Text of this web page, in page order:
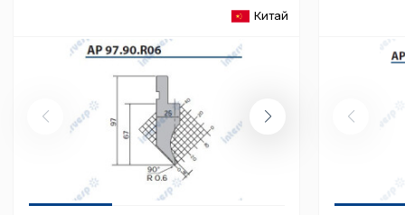
Китай
согласие) в любое
верхней части
настроек cookie».
можете ознакомиться с
обработки